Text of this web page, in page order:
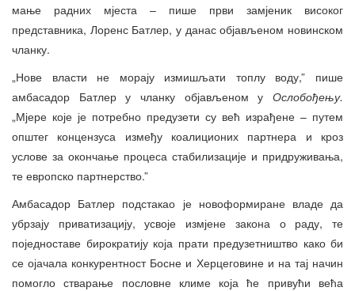
мање радних мјеста – пише први замјеник високог
представника, Лоренс Батлер, у данас објављеном новинском
чланку.
„Нове власти не морају измишљати топлу воду,” пише
амбасадор Батлер у чланку објављеном у Ослобођењу.
„Мјере које је потребно предузети су већ израђене – путем
општег концензуса између коалиционих партнера и кроз
услове за окончање процеса стабилизације и придруживања,
те европско партнерство.”
Амбасадор Батлер подстакао је новоформиране владе да
убрзају приватизацију, усвоје измјене закона о раду, те
поједноставе бирократију која прати предузетништво како би
се ојачала конкурентност Босне и Херцеговине и на тај начин
помогло стварање пословне климе која ће привући већа